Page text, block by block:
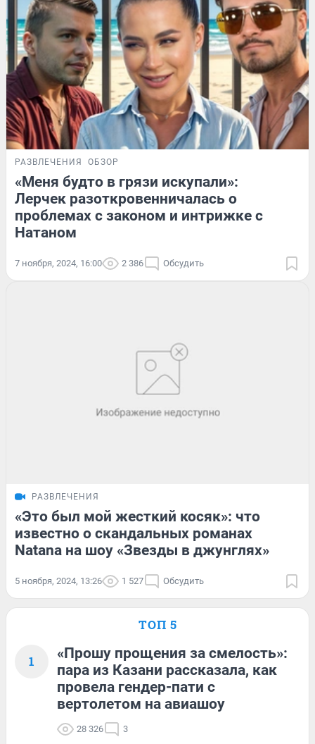
РАЗВЛЕЧЕНИЯ ОБЗОР
«Меня будто в грязи искупали»:
Лерчек разоткровенничалась о
проблемах с законом и интрижке с
Натаном
7 ноября, 2024, 16:00 2 386 Обсудить
РАЗВЛЕЧЕНИЯ
«Это был мой жесткий косяк»: что
известно о скандальных романах
Natanа на шоу «Звезды в джунглях»
5 ноября, 2024, 13:26 1 527 Обсудить
ТОП 5
1
«Прошу прощения за смелость»:
пара из Казани рассказала, как
провела гендер-пати с
вертолетом на авиашоу
28 326 3